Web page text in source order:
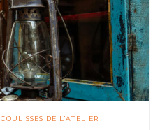
COULISSES DE L'ATELIER